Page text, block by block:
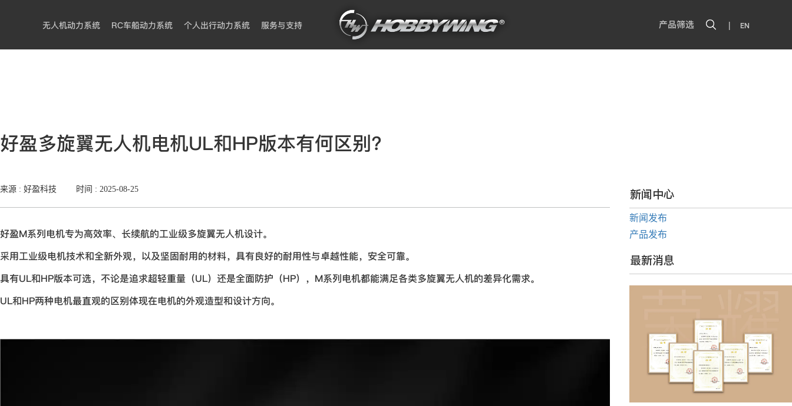
无人机动力系统 RC车船动力系统 个人出行动力系统 服务与支持 产品筛选 | EN
好盈多旋翼无人机电机UL和HP版本有何区别？
来源 : 好盈科技 时间 : 2025-08-25
好盈M系列电机专为高效率、长续航的工业级多旋翼无人机设计。
采用工业级电机技术和全新外观，以及坚固耐用的材料，具有良好的耐用性与卓越性能，安全可靠。
具有UL和HP版本可选，不论是追求超轻重量（UL）还是全面防护（HP），M系列电机都能满足各类多旋翼无人机的差异化需求。
UL和HP两种电机最直观的区别体现在电机的外观造型和设计方向。
新闻中心
新闻发布
产品发布
最新消息